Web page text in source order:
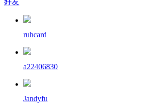
ruhcard
a22406830
Jandyfu